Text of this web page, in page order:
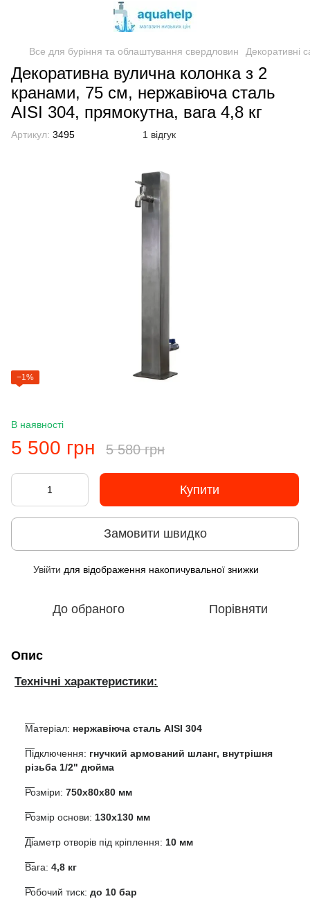
Все для буріння та облаштування свердловин Декоративні
Декоративна вулична колонка з 2
кранами, 75 см, нержавіюча сталь
AISI 304, прямокутна, вага 4,8 кг
Артикул: 3495 1 відгук
−1%
В наявності
5 500 грн 5 580 грн
Купити
Замовити швидко
Увійти для відображення накопичувальної знижки
До обраного Порівняти
Опис
Технічні характеристики:
Матеріал: нержавіюча сталь AISI 304
Підключення: гнучкий армований шланг, внутрішня
різьба 1/2" дюйма
Розміри: 750х80х80 мм
Розмір основи: 130х130 мм
Діаметр отворів під кріплення: 10 мм
Вага: 4,8 кг
Робочий тиск: до 10 бар